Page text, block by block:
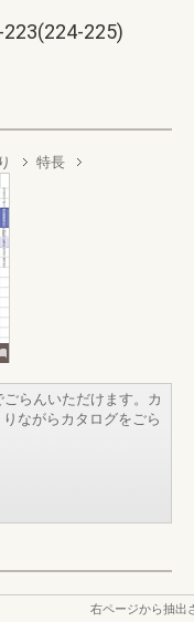
225)
特長
らんいただけます。カ
ながらカタログをごら
右ページから抽出